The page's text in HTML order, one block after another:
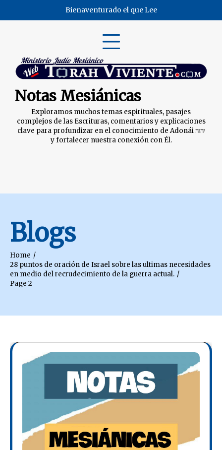
content
Bienaventurado el que Lee
Notas Mesiánicas
Exploramos muchos temas espirituales, pasajes
complejos de las Escrituras, comentarios y explicaciones
clave para profundizar en el conocimiento de Adonái יהוה
y fortalecer nuestra conexión con Él.
Blogs
Home
28 puntos de oración de Israel sobre las ultimas necesidades
en medio del recrudecimiento de la guerra actual.
Page 2